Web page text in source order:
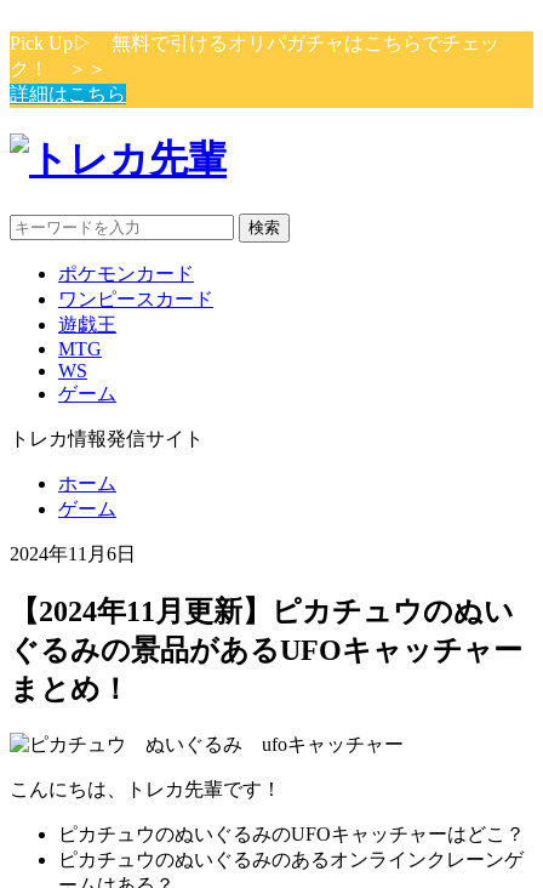
Pick Up▷ 無料で引けるオリパガチャはこちらでチェッ
ク！ ＞＞
詳細はこちら
検索
ポケモンカード
ワンピースカード
遊戯王
MTG
WS
ゲーム
トレカ情報発信サイト
ホーム
ゲーム
2024年11月6日
【2024年11月更新】ピカチュウのぬい
ぐるみの景品があるUFOキャッチャー
まとめ！
こんにちは、トレカ先輩です！
ピカチュウのぬいぐるみのUFOキャッチャーはどこ？
ピカチュウのぬいぐるみのあるオンラインクレーンゲ